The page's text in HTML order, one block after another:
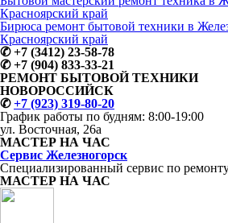
Красноярский край
Бирюса ремонт бытовой техники в
Красноярский край
✆ +7 (3412) 23-58-78
✆+7 (904) 833-33-21
РЕМОНТ БЫТОВОЙ ТЕХНИКИ
НОВОРОССИЙСК
✆ +7 (923) 319-80-20
График работы по будням: 8:00-19:00
ул. Восточная, 26а
МАСТЕР НА ЧАС
Сервис Железногорск
Специализированный сервис по
МАСТЕР НА ЧАС